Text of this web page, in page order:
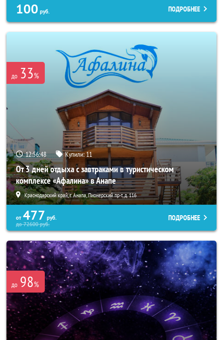
100 руб. ПОДРОБНЕЕ
до 33%
12:56:44 Купили:11
От 3 дней отдыха с завтраками в туристическом
комплексе «Афалина» в Анапе
Краснодарский край, г. Анапа, Пионерский пр-т, д. 116
от 477 руб.
до72600руб.
ПОДРОБНЕЕ
до 98%